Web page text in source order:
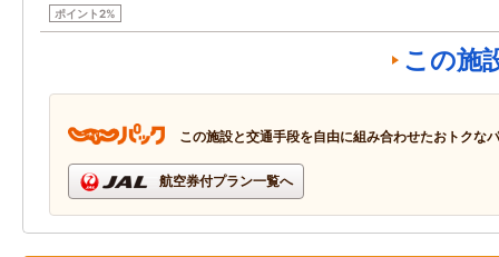
ポイント2%
この施
この施設と交通手段を自由に組み合わせたおトクな
航空券付プラン一覧へ